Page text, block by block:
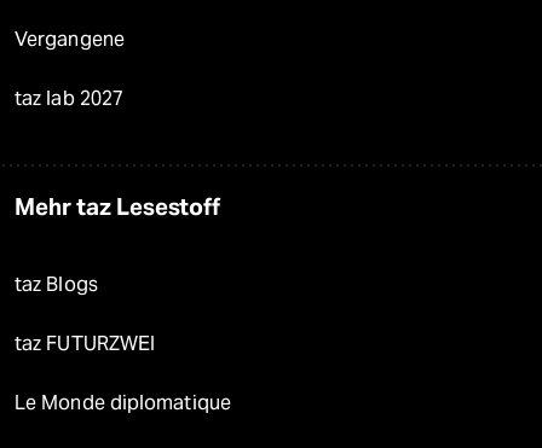
Vergangene
taz lab 2027
Mehr taz Lesestoff
taz Blogs
taz FUTURZWEI
Le Monde diplomatique